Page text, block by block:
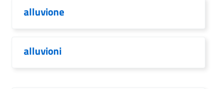
alluvione
alluvioni